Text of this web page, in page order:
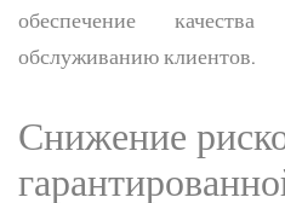
обеспечение
обслуживанию клиентов.
Снижение